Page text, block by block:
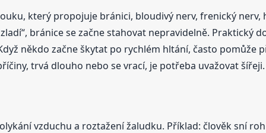
který propojuje bránici, bloudivý nerv, frenický
bránice se začne stahovat nepravidelně. Praktický
někdo začne škytat po rychlém hltání, často pomůže
trvá dlouho nebo se vrací, je potřeba uvažovat šířeji.
vzduchu a roztažení žaludku. Příklad: člověk sní